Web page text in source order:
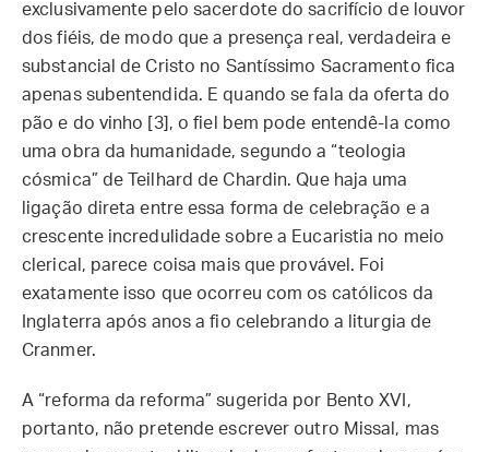
exclusivamente pelo sacerdote do sacrifício de louvor
dos fiéis, de modo que a presença real, verdadeira e
substancial de Cristo no Santíssimo Sacramento fica
apenas subentendida. E quando se fala da oferta do
pão e do vinho [3], o fiel bem pode entendê-la como
uma obra da humanidade, segundo a “teologia
cósmica” de Teilhard de Chardin. Que haja uma
ligação direta entre essa forma de celebração e a
crescente incredulidade sobre a Eucaristia no meio
clerical, parece coisa mais que provável. Foi
exatamente isso que ocorreu com os católicos da
Inglaterra após anos a fio celebrando a liturgia de
Cranmer.
A “reforma da reforma” sugerida por Bento XVI,
portanto, não pretende escrever outro Missal, mas